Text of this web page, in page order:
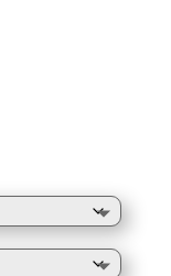
рсд
рсд
рсд